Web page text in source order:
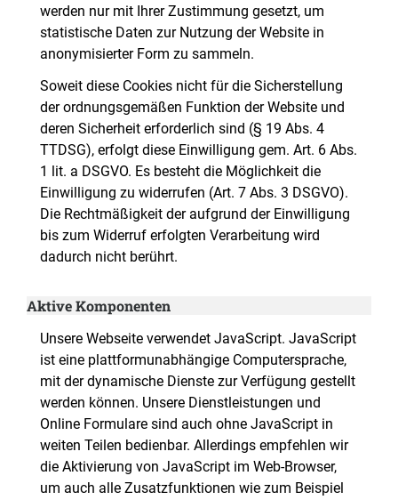
werden nur mit Ihrer Zustimmung gesetzt, um
statistische Daten zur Nutzung der Website in
anonymisierter Form zu sammeln.
Soweit diese Cookies nicht für die Sicherstellung
der ordnungsgemäßen Funktion der Website und
deren Sicherheit erforderlich sind (§ 19 Abs. 4
TTDSG), erfolgt diese Einwilligung gem. Art. 6 Abs.
1 lit. a DSGVO. Es besteht die Möglichkeit die
Einwilligung zu widerrufen (Art. 7 Abs. 3 DSGVO).
Die Rechtmäßigkeit der aufgrund der Einwilligung
bis zum Widerruf erfolgten Verarbeitung wird
dadurch nicht berührt.
Aktive Komponenten
Unsere Webseite verwendet JavaScript. JavaScript
ist eine plattformunabhängige Computersprache,
mit der dynamische Dienste zur Verfügung gestellt
werden können. Unsere Dienstleistungen und
Online Formulare sind auch ohne JavaScript in
weiten Teilen bedienbar. Allerdings empfehlen wir
die Aktivierung von JavaScript im Web-Browser,
um auch alle Zusatzfunktionen wie zum Beispiel